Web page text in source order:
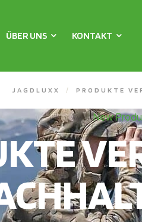
ÜBER UNS KONTAKT
JAGDLUXX / PRODUKTE
New